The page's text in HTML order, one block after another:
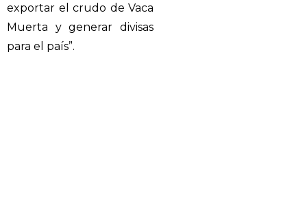
exportar el crudo de Vaca
Muerta y generar divisas
para el país”.